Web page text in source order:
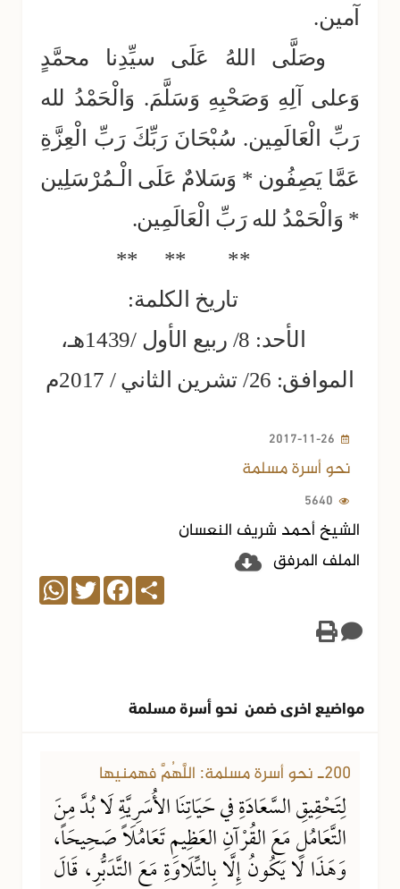
آمين.
وصَلَّى اللهُ عَلَى سيِّدِنا محمَّدٍ
وَعلى آلِهِ وَصَحْبِهِ وَسَلَّمَ. وَالْحَمْدُ لله
رَبِّ الْعَالَمِين. سُبْحَانَ رَبِّكَ رَبِّ الْعِزَّةِ
عَمَّا يَصِفُون * وَسَلامٌ عَلَى الْـمُرْسَلِين
* وَالْحَمْدُ لله رَبِّ الْعَالَمِين.
**
**
**
تاريخ الكلمة:
الأحد: 8/ ربيع الأول /1439هـ،
الموافق: 26/ تشرين الثاني / 2017م
2017-11-26
نحو أسرة مسلمة
5640
الشيخ أحمد شريف النعسان
الملف المرفق
Share
Facebook
Twitter
WhatsApp
مواضيع اخرى ضمن نحو أسرة مسلمة
200ـ نحو أسرة مسلمة: اللَّهُمَّ فهمنيها
لِتَحْقِيقِ السَّعَادَةِ في حَيَاتِنَا الأُسَرِيَّةِ لَا بُدَّ مِنَ
التَّعَامُلِ مَعَ القُرْآنِ العَظِيمِ تَعَامُلَاً صَحِيحَاً،
وَهَذَا لَا يَكُونُ إِلَّا بِالتِّلَاوَةِ مَعَ التَّدَبُّرِ، قَالَ